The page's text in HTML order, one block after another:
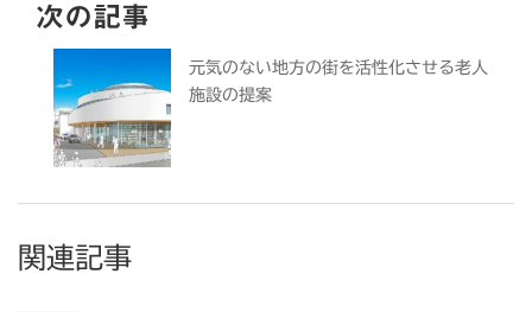
次の記事
元気のない地方の街を活性化させる老人
施設の提案
関連記事